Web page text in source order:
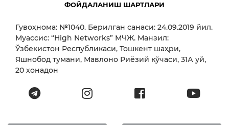
ФОЙДАЛАНИШ ШАРТЛАРИ
Гувоҳнома: №1040. Берилган санаси: 24.09.2019 йил.
Муассис: “High Networks” МЧЖ. Манзил:
Ўзбекистон Республикаси, Тошкент шаҳри,
Яшнобод тумани, Мавлоно Риёзий кўчаси, 31А уй,
20 хонадон